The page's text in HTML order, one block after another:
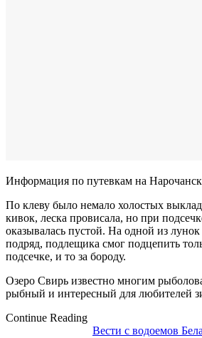
Информация по путевкам на
По клеву было немало холостых
кивок, леска провисала, но при
оказывалась пустой. На одной из лунок
подряд, подлещика смог подцепить
подсечке, и то за бороду.
Озеро Свирь известно многим
рыбный и интересный для любителей
Continue Reading
Вести с водоемов